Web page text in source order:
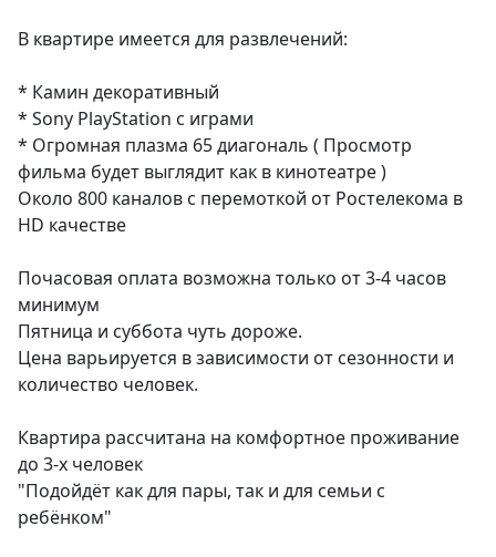
В квартире имеется для развлечений:
* Камин декоративный
* Sony PlayStation с играми
* Огромная плазма 65 диагональ ( Просмотр
фильма будет выглядит как в кинотеатре )
Около 800 каналов с перемоткой от Ростелекома в
HD качестве
Почасовая оплата возможна только от 3-4 часов
минимум
Пятница и суббота чуть дороже.
Цена варьируется в зависимости от сезонности и
количество человек.
Квартира рассчитана на комфортное проживание
до 3-х человек
"Подойдёт как для пары, так и для семьи с
ребёнком"